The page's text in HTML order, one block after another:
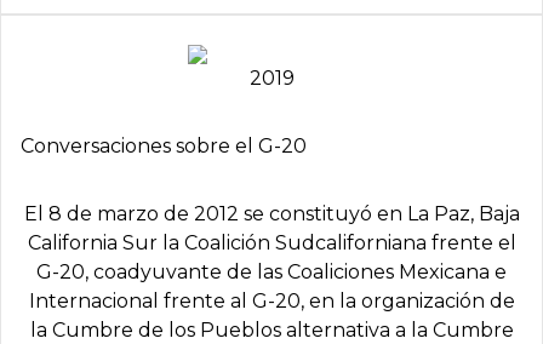
2019
Conversaciones sobre el G-20
El 8 de marzo de 2012 se constituyó en La Paz, Baja
California Sur la Coalición Sudcaliforniana frente el
G-20, coadyuvante de las Coaliciones Mexicana e
Internacional frente al G-20, en la organización de
la Cumbre de los Pueblos alternativa a la Cumbre